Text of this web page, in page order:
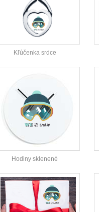
Kľúčenka srdce
Hodiny sklenené